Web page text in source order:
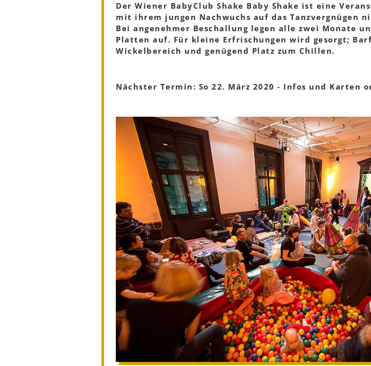
Der Wiener BabyClub Shake Baby Shake ist eine
mit ihrem jungen Nachwuchs auf das Tanzvergnügen
Bei angenehmer Beschallung legen alle zwei Monate
Platten auf. Für kleine Erfrischungen wird gesorgt;
Wickelbereich und genügend Platz zum Chillen.
Nächster Termin: So 22. März 2020 - Infos und Karten